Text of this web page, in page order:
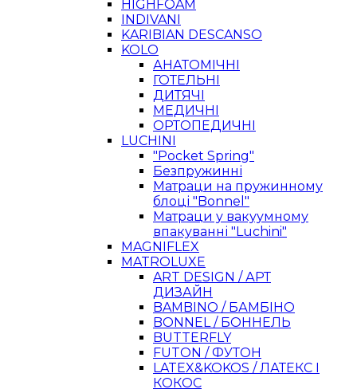
HIGHFOAM
INDIVANI
KARIBIAN DESCANSO
KOLO
АНАТОМІЧНІ
ГОТЕЛЬНІ
ДИТЯЧІ
МЕДИЧНІ
ОРТОПЕДИЧНІ
LUCHINI
"Pocket Spring"
Безпружинні
Матраци на пружинному
блоці "Bonnel"
Матраци у вакуумному
впакуванні "Luchini"
MAGNIFLEX
MATROLUXE
ART DESIGN / АРТ
ДИЗАЙН
BAMBINO / БАМБІНО
BONNEL / БОННЕЛЬ
BUTTERFLY
FUTON / ФУТОН
LATEX&KOKOS / ЛАТЕКС І
КОКОС